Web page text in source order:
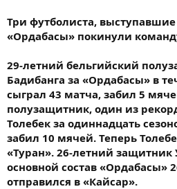
Три футболиста,
«Ордабасы» покинули
29-летний бельгийский
Бадибанга за «Ордабасы» в
сыграл 43 матча, забил 5
полузащитник, один из
Толебек за одиннадцать
забил 10 мячей. Теперь
«Туран». 26-летний защитник
основной состав «Ордабасы»
отправился в «Кайсар».